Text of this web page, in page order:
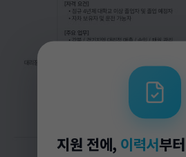
지원 전에, 이력서부